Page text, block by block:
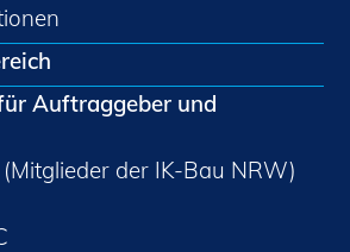
Auftraggeber und
der IK-Bau NRW)